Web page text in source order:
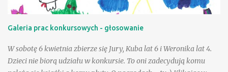
jakby zapomniała, że już jest dorosła " - można to różnie
tłumaczyć - silniejszymi więzami, odmienną sytuacją życiową, na
pewno jednak niebagatelne znaczenie ma dla dziewczynki
szczególnej, bo "ptasiej postaci...
Galeria prac konkursowych - głosowanie
W sobotę 6 kwietnia zbierze się Jury, Kuba lat 6 i Weronika lat 4.
Dzieci nie biorą udziału w konkursie. To oni zadecydują komu